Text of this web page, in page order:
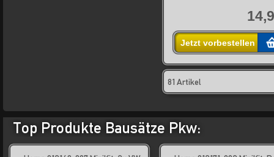
Jetzt vorbestellen
81 Artikel
Top Produkte Bausätze Pkw: